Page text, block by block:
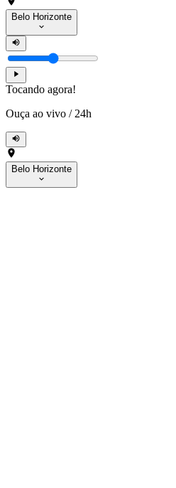
Belo Horizonte
Tocando agora!
Ouça ao vivo / 24h
Belo Horizonte